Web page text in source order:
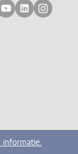
op bluesky
ons op
Volg ons op
Volg ons
Volg
op mastodon
informatie.